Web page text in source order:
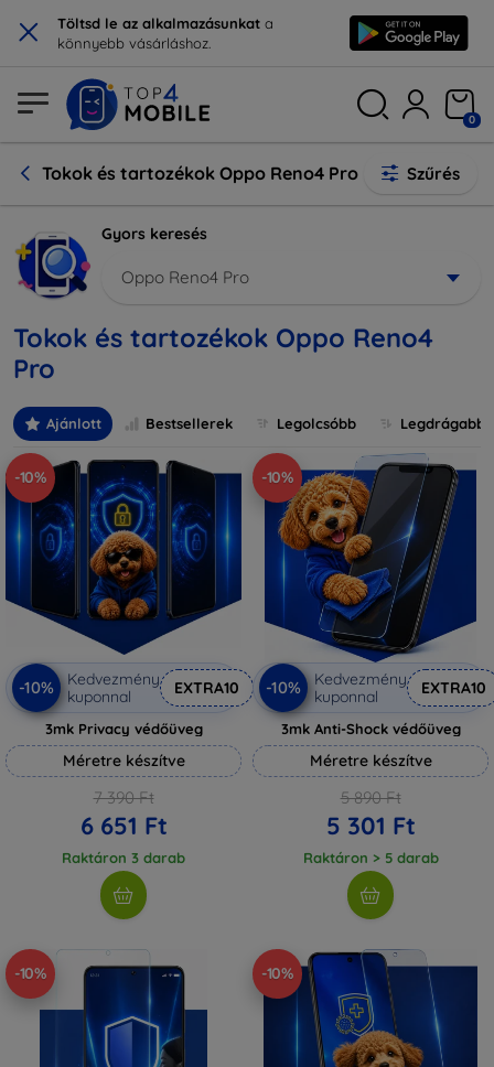
× Töltsd le az alkalmazásunkat a
könnyebb vásárláshoz.
0
Tokok és tartozékok Oppo Reno4 Pro Szűrés
Gyors keresés
Oppo Reno4 Pro
Tokok és tartozékok Oppo Reno4
Pro
Ajánlott Bestsellerek Legolcsóbb Legdrágabb
-10%
-10%
Kedvezmény
kuponnal
EXTRA10
3mk Privacy védőüveg
Méretre készítve
7 390 Ft
6 651 Ft
Raktáron 3 darab
-10%
-10%
Kedvezmény
kuponnal
EXTRA10
3mk Anti-Shock védőüveg
Méretre készítve
5 890 Ft
5 301 Ft
Raktáron > 5 darab
-10% -10%